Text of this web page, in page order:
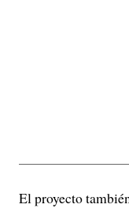
El proyecto